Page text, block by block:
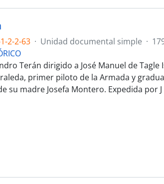
2-2-63 · Unidad documental simple ·
Terán dirigido a José Manuel de Tagle
primer piloto de la Armada y
su madre Josefa Montero. Expedida por J